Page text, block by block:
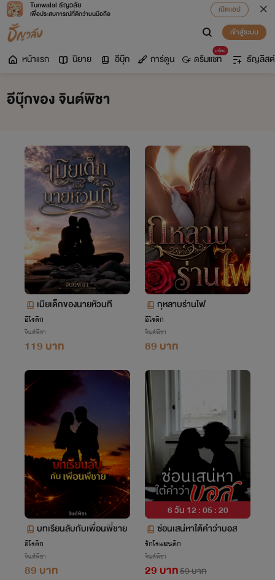
Tunwalai ธัญวลัย
เพื่อประสบการณ์ที่ดีกว่าบนมือถือ
เปิดแอป
เข้าสู่ระบบ
หน้าแรก นิยาย อีบุ๊ก การ์ตูน
มาใหม่
ดรีมแชท ธัญลิสต์
อีบุ๊กของ จินต์พิชา
เมียเด็กของนายหัวนที
อีโรติก
จินต์พิชา
119 บาท
กุหลาบร่านไฟ
อีโรติก
จินต์พิชา
89 บาท
บทเรียนลับกับเพื่อนพี่ชาย
อีโรติก
จินต์พิชา
89 บาท
6 วัน 12 : 05 : 19
ซ่อนเสน่หาใต้คำว่าบอส
รักโรแมนติก
จินต์พิชา
29 บาท59 บาท